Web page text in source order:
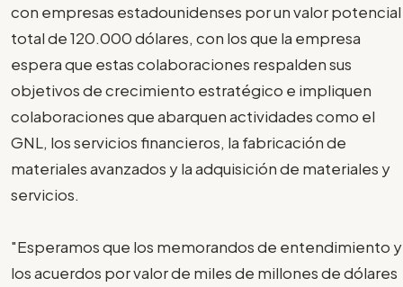
con empresas estadounidenses por un valor potencial
total de 120.000 dólares, con los que la empresa
espera que estas colaboraciones respalden sus
objetivos de crecimiento estratégico e impliquen
colaboraciones que abarquen actividades como el
GNL, los servicios financieros, la fabricación de
materiales avanzados y la adquisición de materiales y
servicios.
"Esperamos que los memorandos de entendimiento y
los acuerdos por valor de miles de millones de dólares